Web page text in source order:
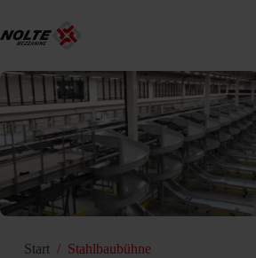
springen
Start / Stahlbaubühne